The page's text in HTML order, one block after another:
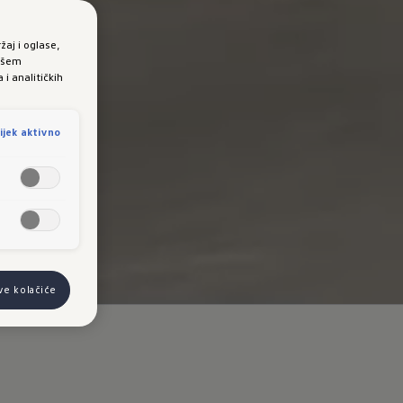
i oglase,
i analitičkih
aktivno
kolačiće